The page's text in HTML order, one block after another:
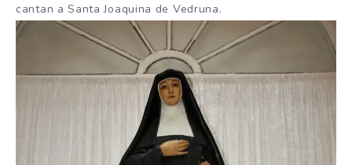
cantan a Santa Joaquina de Vedruna.